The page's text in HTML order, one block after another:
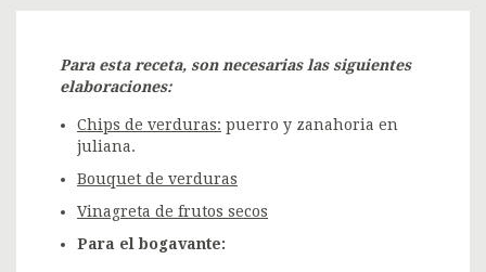
Para esta receta, son necesarias las siguientes
elaboraciones:
Chips de verduras: puerro y zanahoria en
juliana.
Bouquet de verduras
Vinagreta de frutos secos
Para el bogavante: